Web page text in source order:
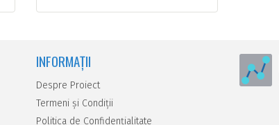
INFORMAȚII
Despre Proiect
Termeni și Condiții
Politica de Confidențialitate